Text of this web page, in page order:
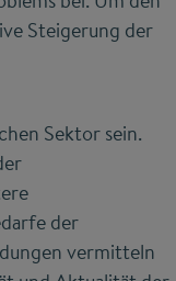
Steigerung der
Sektor sein.
der
vermitteln